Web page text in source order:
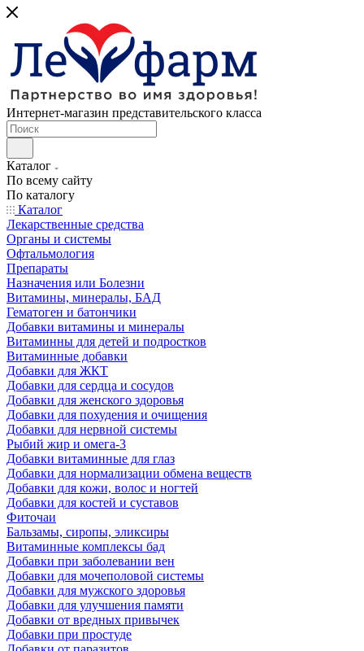
Интернет-магазин представительского класса
Каталог
По всему сайту
По каталогу
Каталог
Лекарственные средства
Органы и системы
Офтальмология
Препараты
Назначения или Болезни
Витамины, минералы, БАД
Гематоген и батончики
Добавки витамины и минералы
Витаминны для детей и подростков
Витаминные добавки
Добавки для ЖКТ
Добавки для сердца и сосудов
Добавки для женского здоровья
Добавки для похудения и очищения
Добавки для нервной системы
Рыбий жир и омега-3
Добавки витаминные для глаз
Добавки для нормализации обмена веществ
Добавки для кожи, волос и ногтей
Добавки для костей и суставов
Фиточаи
Бальзамы, сиропы, эликсиры
Витаминные комплексы бад
Добавки при заболевании вен
Добавки для мочеполовой системы
Добавки для мужского здоровья
Добавки для улучшения памяти
Добавки от вредных привычек
Добавки при простуде